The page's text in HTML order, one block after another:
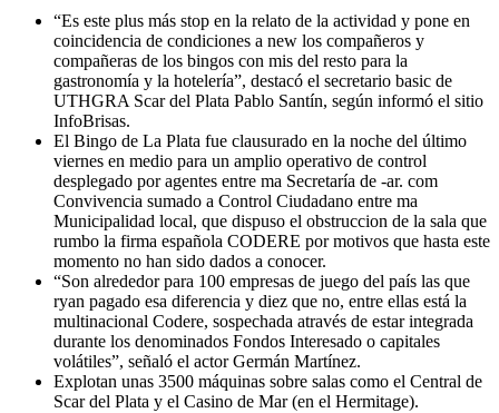
“Es este plus más stop en la relato de la actividad y pone en
coincidencia de condiciones a new los compañeros y
compañeras de los bingos con mis del resto para la
gastronomía y la hotelería”, destacó el secretario basic de
UTHGRA Scar del Plata Pablo Santín, según informó el sitio
InfoBrisas.
El Bingo de La Plata fue clausurado en la noche del último
viernes en medio para un amplio operativo de control
desplegado por agentes entre ma Secretaría de -ar. com
Convivencia sumado a Control Ciudadano entre ma
Municipalidad local, que dispuso el obstruccion de la sala que
rumbo la firma española CODERE por motivos que hasta este
momento no han sido dados a conocer.
“Son alrededor para 100 empresas de juego del país las que
ryan pagado esa diferencia y diez que no, entre ellas está la
multinacional Codere, sospechada através de estar integrada
durante los denominados Fondos Interesado o capitales
volátiles”, señaló el actor Germán Martínez.
Explotan unas 3500 máquinas sobre salas como el Central de
Scar del Plata y el Casino de Mar (en el Hermitage).